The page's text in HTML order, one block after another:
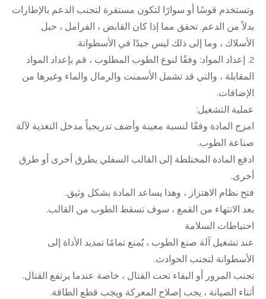
وتستخدم قوسًا أو سوارًا لتكون مستقرة لتجنب الدعم بالإطارات
بدلاً من الدعم. تحقق مما إذا كان القابض ، الفرامل ، حبل
الأسلاك ، وما إلى ذلك ليس جيدًا في الأسطوانة.
2. إعداد المواد: وفقًا لنوع الطوب المطلوب ، قم بإعداد المواد
المقابلة ، والتي قد تشمل الأسمنت والرمال والماء وغيرها من
الإضافات.
عملية التشغيل:
امزج المادة وفقًا لنسبة معينة وأضف تدريجياً مدخل التغذية لآلة
صناعة الطوب.
ادفع المادة المختلطة إلى القالب السفلي بطرق أخرى أو طرق
أخرى.
فتح نظام الاهتزاز ، وهذا يساعد المادة بشكل وثيق.
بعد الانتهاء من القمع ، سوف تسقط الطوب من القالب.
احتياطات السلامة
عند تشغيل آلة صنع الطوب ، يُمنع تمامًا تمديد الأداة إلى
الأسطوانة لتجنب الحوادث.
تجنب المرور أو البقاء تحت القتال ، خاصة عندما يرتفع القتال.
أثناء الصيانة ، يجب إصلاح المعركة ويجب قطع الطاقة.